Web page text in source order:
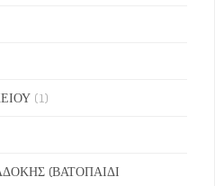
(1)
(ΒΑΤΟΠΑΙΔΙ